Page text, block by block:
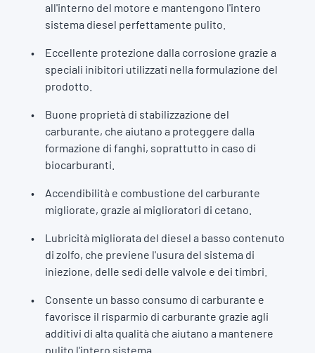
all'interno del motore e mantengono l'intero
sistema diesel perfettamente pulito.
Eccellente protezione dalla corrosione grazie a
speciali inibitori utilizzati nella formulazione del
prodotto.
Buone proprietà di stabilizzazione del
carburante, che aiutano a proteggere dalla
formazione di fanghi, soprattutto in caso di
biocarburanti.
Accendibilità e combustione del carburante
migliorate, grazie ai miglioratori di cetano.
Lubricità migliorata del diesel a basso contenuto
di zolfo, che previene l'usura del sistema di
iniezione, delle sedi delle valvole e dei timbri.
Consente un basso consumo di carburante e
favorisce il risparmio di carburante grazie agli
additivi di alta qualità che aiutano a mantenere
pulito l'intero sistema.